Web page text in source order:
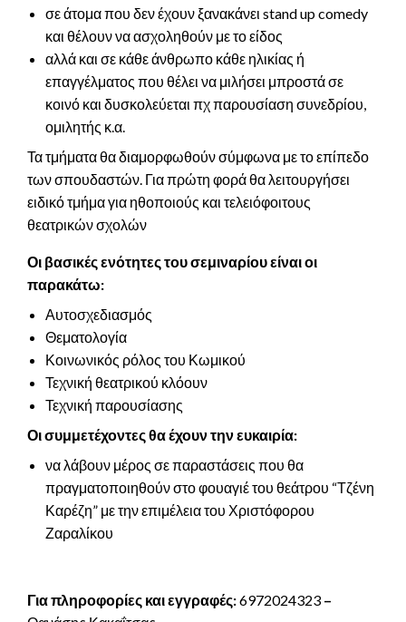
σε άτομα που δεν έχουν ξανακάνει stand up comedy
και θέλουν να ασχοληθούν με το είδος
αλλά και σε κάθε άνθρωπο κάθε ηλικίας ή
επαγγέλματος που θέλει να μιλήσει μπροστά σε
κοινό και δυσκολεύεται πχ παρουσίαση συνεδρίου,
ομιλητής κ.α.
Τα τμήματα θα διαμορφωθούν σύμφωνα με το επίπεδο
των σπουδαστών. Για πρώτη φορά θα λειτουργήσει
ειδικό τμήμα για ηθοποιούς και τελειόφοιτους
θεατρικών σχολών
Οι βασικές ενότητες του σεμιναρίου είναι οι
παρακάτω:
Αυτοσχεδιασμός
Θεματολογία
Κοινωνικός ρόλος του Κωμικού
Τεχνική θεατρικού κλόουν
Τεχνική παρουσίασης
Οι συμμετέχοντεςθα έχουν την ευκαιρία:
να λάβουν μέρος σε παραστάσεις που θα
πραγματοποιηθούν στο φουαγιέ του θεάτρου “Τζένη
Καρέζη” με την επιμέλεια του Χριστόφορου
Ζαραλίκου
Για πληροφορίες και εγγραφές:6972024323 –